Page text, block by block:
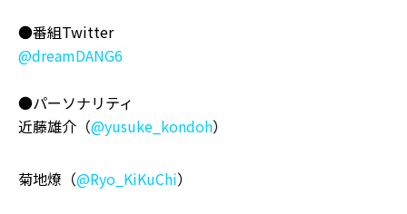
●番組Twitter
@dreamDANG6
●パーソナリティ
近藤雄介（@yusuke_kondoh）
菊地燎（@Ryo_KiKuChi）